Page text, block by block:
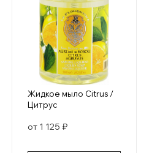
Жидкое мыло Citrus /
Цитрус
от 1 125 ₽